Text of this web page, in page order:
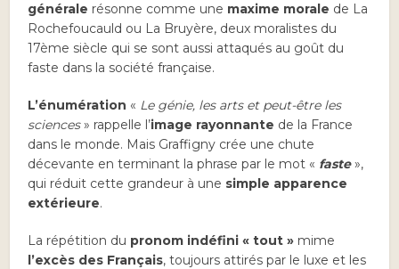
générale résonne comme une maxime morale de La
Rochefoucauld ou La Bruyère, deux moralistes du
17ème siècle qui se sont aussi attaqués au goût du
faste dans la société française.
L’énumération « Le génie, les arts et peut-être les
sciences» rappelle l’image rayonnante de la France
dans le monde. Mais Graffigny crée une chute
décevante en terminant la phrase par le mot « faste»,
qui réduit cette grandeur à une simple apparence
extérieure.
La répétition du pronom indéfini « tout » mime
l’excès des Français, toujours attirés par le luxe et les